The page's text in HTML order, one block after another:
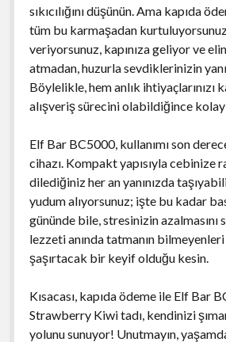
sıkıcılığını düşünün. Ama kapıda
tüm bu karmaşadan
veriyorsunuz, kapınıza geliyor ve
atmadan, huzurla sevdiklerinizin
Böylelikle, hem anlık ihtiyaçlarınızı
alışveriş sürecini olabildiğince
Elf Bar BC5000, kullanımı son
cihazı. Kompakt yapısıyla cebinize
dilediğiniz her an yanınızda
yudum alıyorsunuz; işte bu kadar
gününde bile, stresinizin azalmasını
lezzeti anında tatmanın
şaşırtacak bir keyif olduğu kesin.
Kısacası, kapıda ödeme ile Elf Bar
Strawberry Kiwi tadı, kendinizi
yolunu sunuyor! Unutmayın,